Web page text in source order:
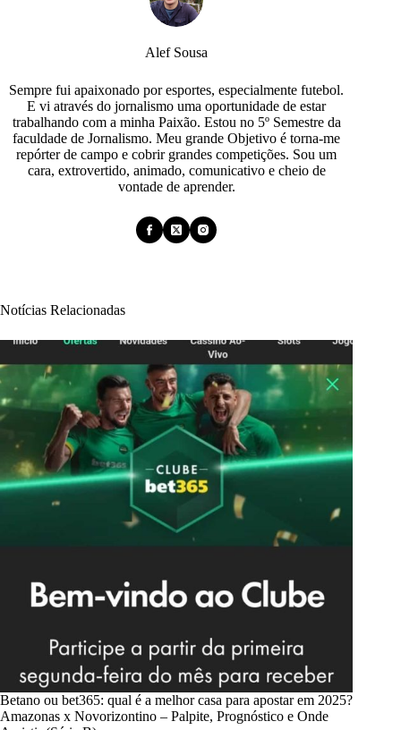
Alef Sousa
Sempre fui apaixonado por esportes, especialmente futebol.
E vi através do jornalismo uma oportunidade de estar
trabalhando com a minha Paixão. Estou no 5º Semestre da
faculdade de Jornalismo. Meu grande Objetivo é torna-me
repórter de campo e cobrir grandes competições. Sou um
cara, extrovertido, animado, comunicativo e cheio de
vontade de aprender.
Notícias Relacionadas
Betano ou bet365: qual é a melhor casa para apostar em 2025?
Amazonas x Novorizontino – Palpite, Prognóstico e Onde